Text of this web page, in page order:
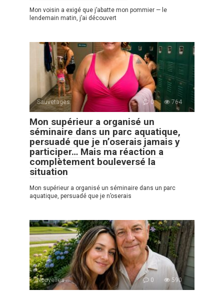
Mon voisin a exigé que j’abatte mon pommier — le
lendemain matin, j’ai découvert
Sauvetages 0 764
Mon supérieur a organisé un
séminaire dans un parc aquatique,
persuadé que je n’oserais jamais y
participer… Mais ma réaction a
complètement bouleversé la
situation
Mon supérieur a organisé un séminaire dans un parc
aquatique, persuadé que je n’oserais
Nouvelles 0 590